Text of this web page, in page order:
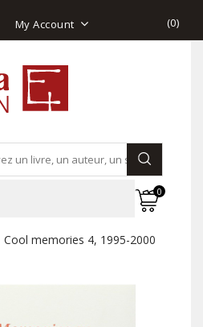
My Account (0)
0
Cool memories 4, 1995-2000